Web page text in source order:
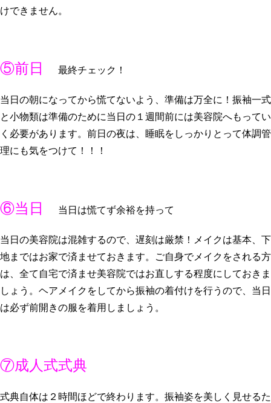
けできません。
⑤前日 最終チェック！
当日の朝になってから慌てないよう、準備は万全に！振袖一式
と小物類は準備のために当日の１週間前には美容院へもってい
く必要があります。前日の夜は、睡眠をしっかりとって体調管
理にも気をつけて！！！
⑥当日 当日は慌てず余裕を持って
当日の美容院は混雑するので、遅刻は厳禁！メイクは基本、下
地まではお家で済ませておきます。ご自身でメイクをされる方
は、全て自宅で済ませ美容院ではお直しする程度にしておきま
しょう。ヘアメイクをしてから振袖の着付けを行うので、当日
は必ず前開きの服を着用しましょう。
⑦成人式式典
式典自体は２時間ほどで終わります。振袖姿を美しく見せるた